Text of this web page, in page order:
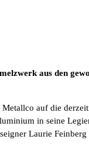
aus den
auf die
in seine
Laurie